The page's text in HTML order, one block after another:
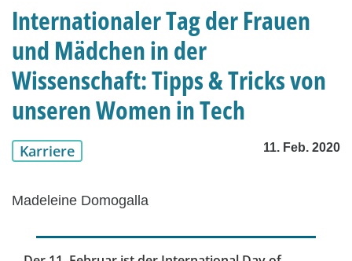
Internationaler Tag der Frauen
und Mädchen in der
Wissenschaft: Tipps & Tricks von
unseren Women in Tech
Karriere 11. Feb. 2020
Madeleine Domogalla